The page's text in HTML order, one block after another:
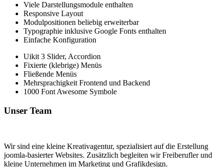
Viele Darstellungsmodule enthalten
Responsive Layout
Modulpositionen beliebig erweiterbar
Typographie inklusive Google Fonts enthalten
Einfache Konfiguration
Uikit 3 Slider, Accordion
Fixierte (klebrige) Menüs
Fließende Menüs
Mehrsprachigkeit Frontend und Backend
1000 Font Awesome Symbole
Unser Team
Wir sind eine kleine Kreativagentur, spezialisiert auf die Erstellung
joomla-basierter Websites. Zusätzlich begleiten wir Freiberufler und
kleine Unternehmen im Marketing und Grafikdesign.